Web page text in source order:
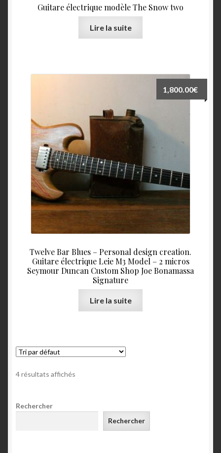
Guitare électrique modèle The Snow two
Lire la suite
Twelve Bar Blues – Personal design creation.
Guitare électrique Leie M3 Model – 2 micros
Seymour Duncan Custom Shop Joe Bonamassa
Signature
1,800.00€
Lire la suite
4 résultats affichés
Rechercher
Rechercher